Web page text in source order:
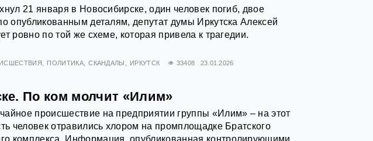
21 января в Новосибирске, один человек погиб, двое
опубликованным деталям, депутат думы Иркутска Алексей
ровно по той же схеме, которая привела к трагедии.
ПОЛИТИКА СКАНДАЛЫ ИРКУТСК 33408 23.01.2026
По ком молчит «Илим»
происшествие на предприятии группы «Илим» – на этот
человек отравились хлором на промплощадке Братского
комплекса. Информация, опубликованная контролирующими